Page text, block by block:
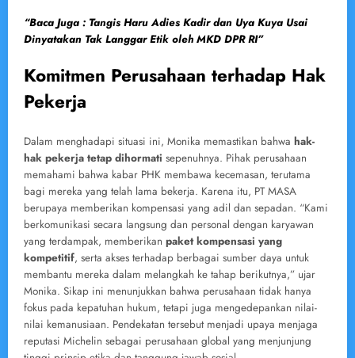
“Baca Juga : Tangis Haru Adies Kadir dan Uya Kuya Usai
Dinyatakan Tak Langgar Etik oleh MKD DPR RI”
Komitmen Perusahaan terhadap Hak
Pekerja
Dalam menghadapi situasi ini, Monika memastikan bahwa hak-
hak pekerja tetap dihormati sepenuhnya. Pihak perusahaan
memahami bahwa kabar PHK membawa kecemasan, terutama
bagi mereka yang telah lama bekerja. Karena itu, PT MASA
berupaya memberikan kompensasi yang adil dan sepadan. “Kami
berkomunikasi secara langsung dan personal dengan karyawan
yang terdampak, memberikan paket kompensasi yang
kompetitif, serta akses terhadap berbagai sumber daya untuk
membantu mereka dalam melangkah ke tahap berikutnya,” ujar
Monika. Sikap ini menunjukkan bahwa perusahaan tidak hanya
fokus pada kepatuhan hukum, tetapi juga mengedepankan nilai-
nilai kemanusiaan. Pendekatan tersebut menjadi upaya menjaga
reputasi Michelin sebagai perusahaan global yang menjunjung